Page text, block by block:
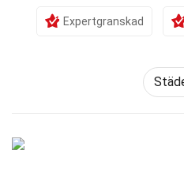
Expertgranskad